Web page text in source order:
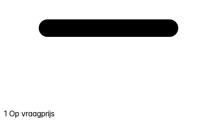
1 Op vraagprijs